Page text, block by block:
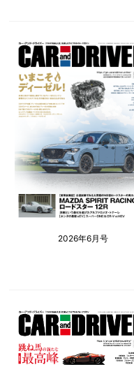
2026年6月号